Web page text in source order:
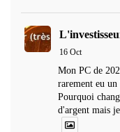
16 Oct
Mon PC de
rarement eu un
Pourquoi
d'argent mais